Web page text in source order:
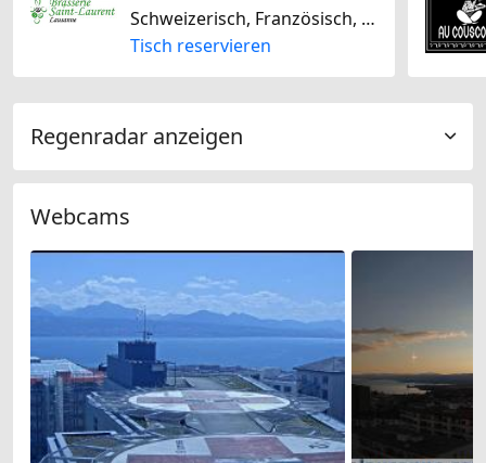
Schweizerisch, Französisch, Portugiesisch
Tisch reservieren
Regenradar anzeigen
Webcams